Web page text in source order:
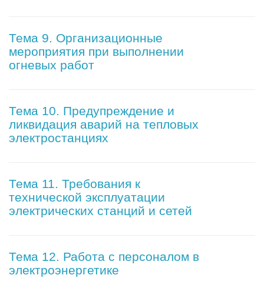
Тема 9. Организационные
мероприятия при выполнении
огневых работ
Тема 10. Предупреждение и
ликвидация аварий на тепловых
электростанциях
Тема 11. Требования к
технической эксплуатации
электрических станций и сетей
Тема 12. Работа с персоналом в
электроэнергетике